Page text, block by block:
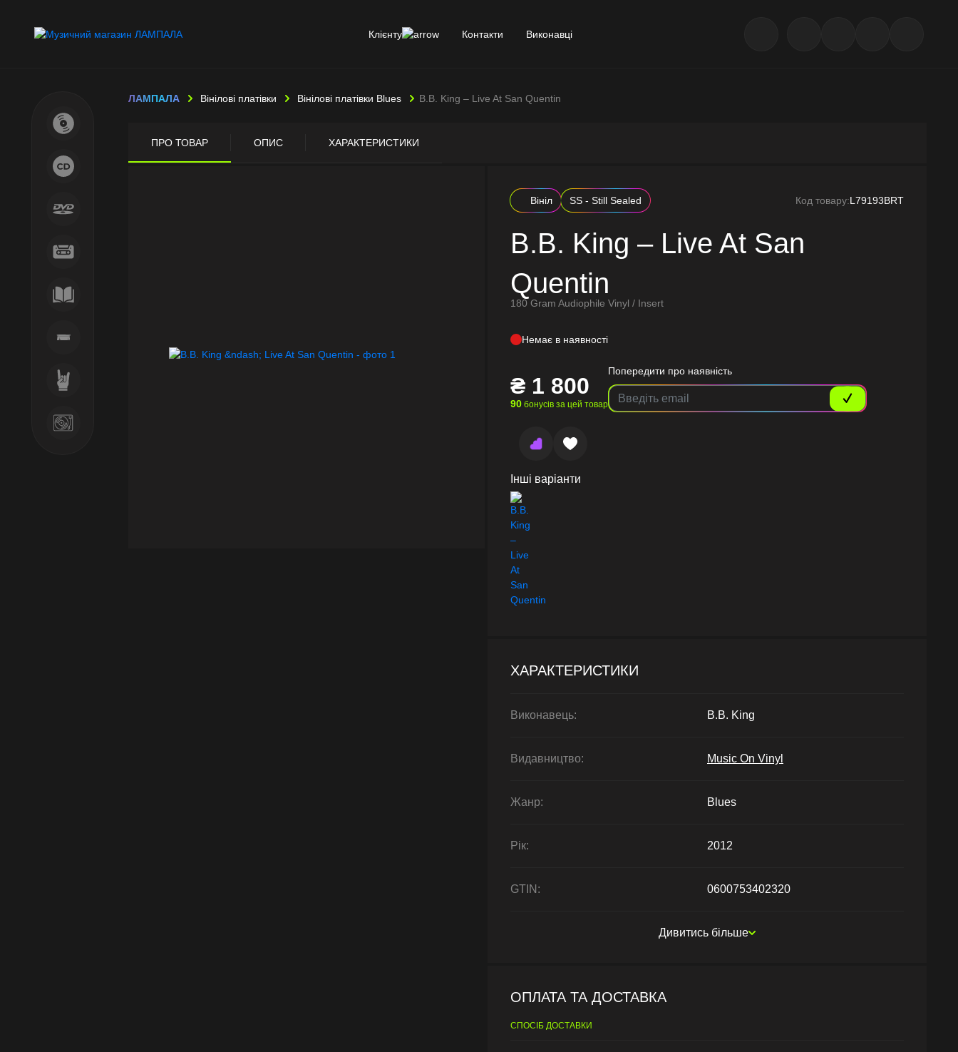
Клієнту Контакти Виконавці
ЛАМПАЛА Вінілові платівки Вінілові платівки Blues B.B. King – Live At San Quentin
ПРО ТОВАР ОПИС ХАРАКТЕРИСТИКИ
Вініл SS - Still Sealed Код товару:L79193BRT
B.B. King – Live At San
Quentin
180 Gram Audiophile Vinyl / Insert
Немає в наявності
₴ 1 800
90 бонусів за цей товар
Попередити про наявність
Інші варіанти
ХАРАКТЕРИСТИКИ
Виконавець: B.B. King
Видавництво: Music On Vinyl
Жанр: Blues
Рік: 2012
GTIN: 0600753402320
Дивитись більше
ОПЛАТА ТА ДОСТАВКА
СПОСІБ ДОСТАВКИ